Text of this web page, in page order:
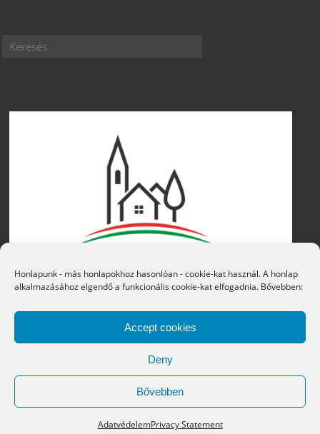
Honlapunk - más honlapokhoz hasonlóan - cookie-kat használ. A honlap
alkalmazásához elgendő a funkcionális cookie-kat elfogadnia. Bővebben:
Accept cookies
Deny
Bővebben
AdatvédelemPrivacy Statement